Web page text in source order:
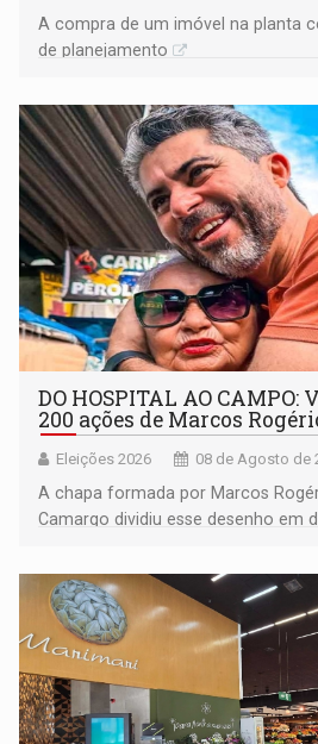
A compra de um imóvel na planta
de planejamento
DO HOSPITAL AO CAMPO:
200 ações de Marcos
Eleições 2026 08 de Agosto de
A chapa formada por Marcos
Camargo dividiu esse desenho em